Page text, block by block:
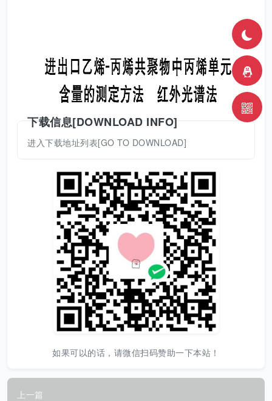
下载信息[DOWNLOAD INFO]
进入下载地址列表[GO TO DOWNLOAD]
如果可以的话，请微信扫码赞助一下本站！
上一篇